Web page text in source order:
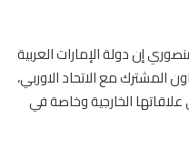
إن دولة الإمارات العربية
المشترك مع الاتحاد الاوربي،
الخارجية وخاصة في